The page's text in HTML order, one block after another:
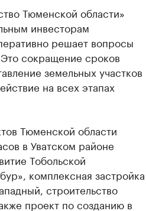
Тюменской области»
инвесторам
решает вопросы
сокращение сроков
земельных участков
на всех этапах
Тюменской области
в Уватском районе
Тобольской
комплексная застройка
строительство
проект по созданию в